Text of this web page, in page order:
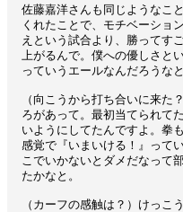
佐藤嘉洋さんも同じようなこ
くれたことで、モチベーショ
えという試合より、勝ってす
上がるんで。僕への優しさと
っていうエールなんだろうな
（向こうから打ち合いに来た
ろがあって。最初当てられて
いようにしてたんですよ。拳
感覚で『いまいける！』って
こでいかないとダメだなって
たかなと。
（カーフの感触は？）けっこ